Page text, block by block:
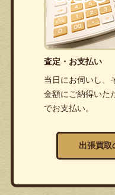
査定・お支払い
当日にお伺いし、
金額にご納得いた
でお支払い。
出張買取